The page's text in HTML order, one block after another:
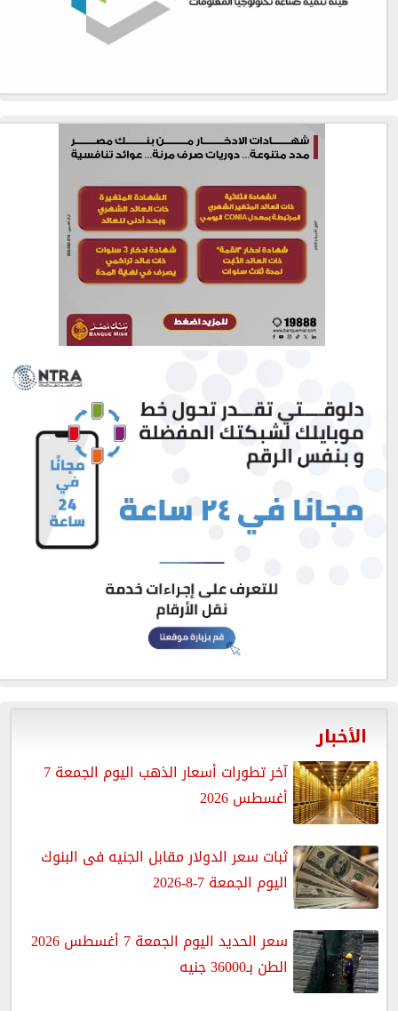
الأخبار
آخر تطورات أسعار الذهب اليوم الجمعة 7
أغسطس 2026
ثبات سعر الدولار مقابل الجنيه فى البنوك
اليوم الجمعة 7-8-2026
سعر الحديد اليوم الجمعة 7 أغسطس 2026
الطن بـ36000 جنيه